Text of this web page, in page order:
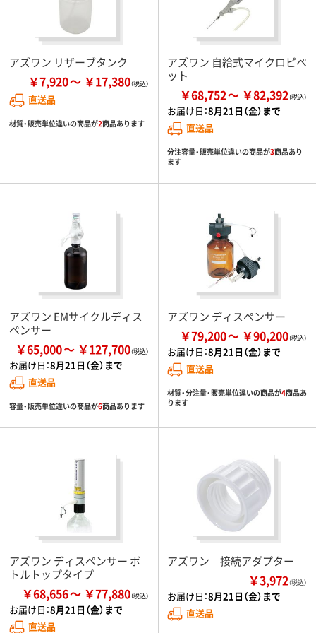
アズワン リザーブタンク
￥7,920 ￥17,380
直送品
材質・販売単位違いの商品が2商品あります
アズワン 自給式マイクロピペ
ット
￥68,752 ￥82,392
お届け日：8月21日（金）まで
直送品
分注容量・販売単位違いの商品が3商品あり
ます
アズワン EMサイクルディス
ペンサー
￥65,000 ￥127,700
お届け日：8月21日（金）まで
直送品
容量・販売単位違いの商品が6商品あります
アズワン ディスペンサー
￥79,200 ￥90,200
お届け日：8月21日（金）まで
直送品
材質・分注量・販売単位違いの商品が4商品あ
ります
アズワン ディスペンサー ボ
トルトップタイプ
￥68,656 ￥77,880
お届け日：8月21日（金）まで
直送品
アズワン 接続アダプター
￥3,972（税込）
お届け日：8月21日（金）まで
直送品